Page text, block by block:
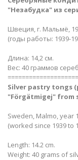
"Незабудка" из
Швеция, г. Мальмё,
(годы работы: 1939-
Длина: 14,2 см.
Вес: 40 граммов
Silver pastry tongs
"Förgätmigej" from
Sweden, Malmo, year
(worked since 1939 to
Length: 14.2 cm.
Weight: 40 grams of